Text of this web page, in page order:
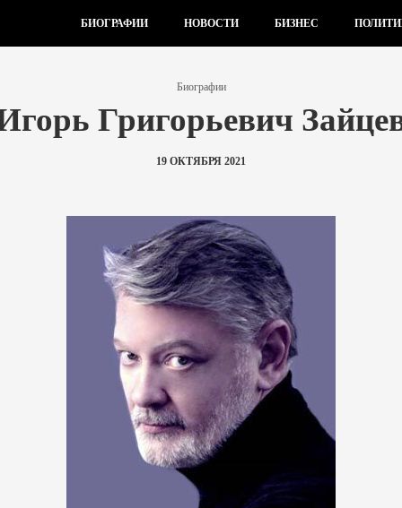
БИОГРАФИИ НОВОСТИ БИЗНЕС
Биографии
Григорьевич
19 ОКТЯБРЯ 2021